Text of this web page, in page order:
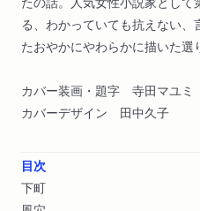
る、わかっていても抗えない、
たおやかにやわらかに描いた選
カバー装画・題字 寺田マユミ
カバーデザイン 田中久子
目次
下町